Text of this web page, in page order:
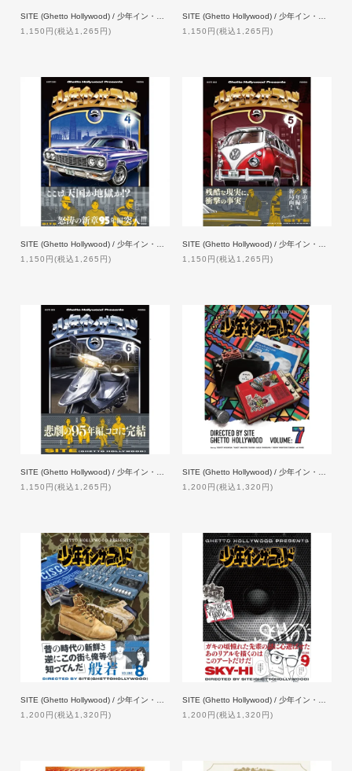
1,150円(税込1,265円)
1,150円(税込1,265円)
1,150円(税込1,265円)
1,150円(税込1,265円)
1,150円(税込1,265円)
1,200円(税込1,320円)
1,200円(税込1,320円)
1,200円(税込1,320円)